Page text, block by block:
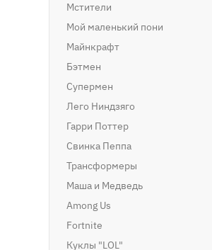
Мстители
Мой маленький пони
Майнкрафт
Бэтмен
Супермен
Лего Ниндзяго
Гарри Поттер
Свинка Пеппа
Трансформеры
Маша и Медведь
Among Us
Fortnite
Куклы "LOL"